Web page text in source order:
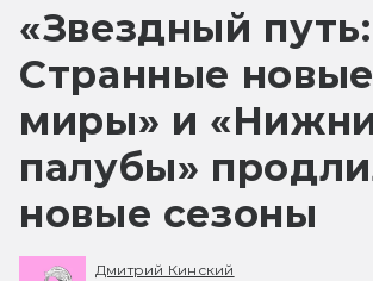
«Звездный путь:
Странные новые
миры» и
палубы»
новые сезоны
Дмитрий Кинский